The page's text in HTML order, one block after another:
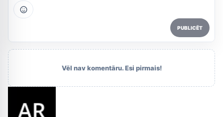
PUBLICĒT
Vēl nav komentāru. Esi pirmais!